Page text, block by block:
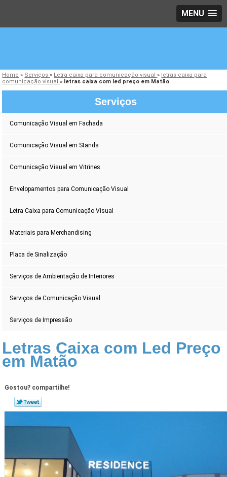
MENU
Home » Serviços» Letra caixa para comunicação visual» letras caixa para
comunicação visual» letras caixa com led preço em Matão
Serviços
Comunicação Visual em Fachada
Comunicação Visual em Stands
Comunicação Visual em Vitrines
Envelopamentos para Comunicação Visual
Letra Caixa para Comunicação Visual
Materiais para Merchandising
Placa de Sinalização
Serviços de Ambientação de Interiores
Serviços de Comunicação Visual
Serviços de Impressão
Letras Caixa com Led Preço
em Matão
Gostou? compartilhe!